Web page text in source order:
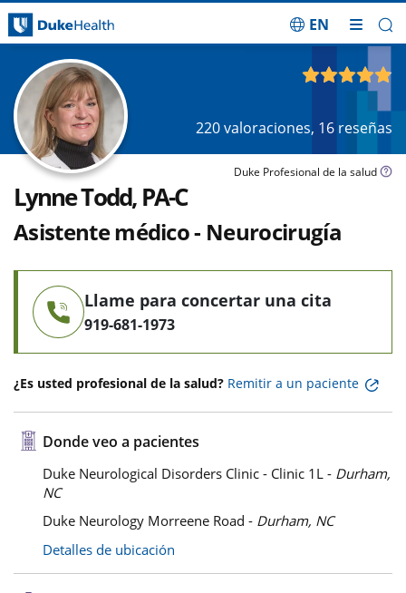
EN
220valoraciones, 16 reseñas
Duke Profesional de la salud
Lynne Todd, PA-C
Asistente médico - Neurocirugía
Llame para concertar una cita
919-681-1973
¿Es usted profesional de la salud? Remitir a un paciente
Donde veo a pacientes
Duke Neurological Disorders Clinic - Clinic 1L - Durham,
NC
Duke Neurology Morreene Road - Durham, NC
Detalles de ubicación